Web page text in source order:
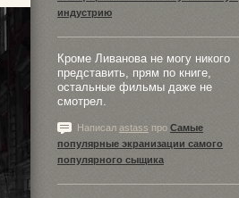
индустрию
Кроме Ливанова не могу никого
представить, прям по книге,
остальные фильмы даже не
смотрел.
Написал astass про Самые
популярные экранизации самого
популярного сыщика